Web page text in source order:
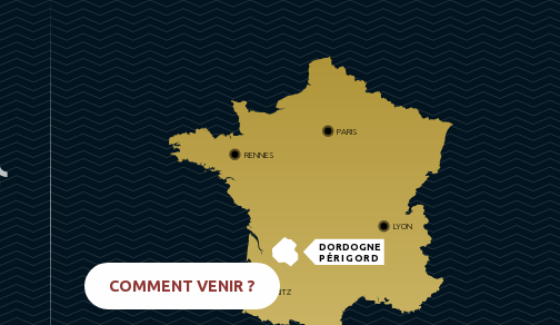
DORDOGNE
PÉRIGORD
PARIS
RENNES
LYON
BIARRITZ
COMMENT VENIR ?